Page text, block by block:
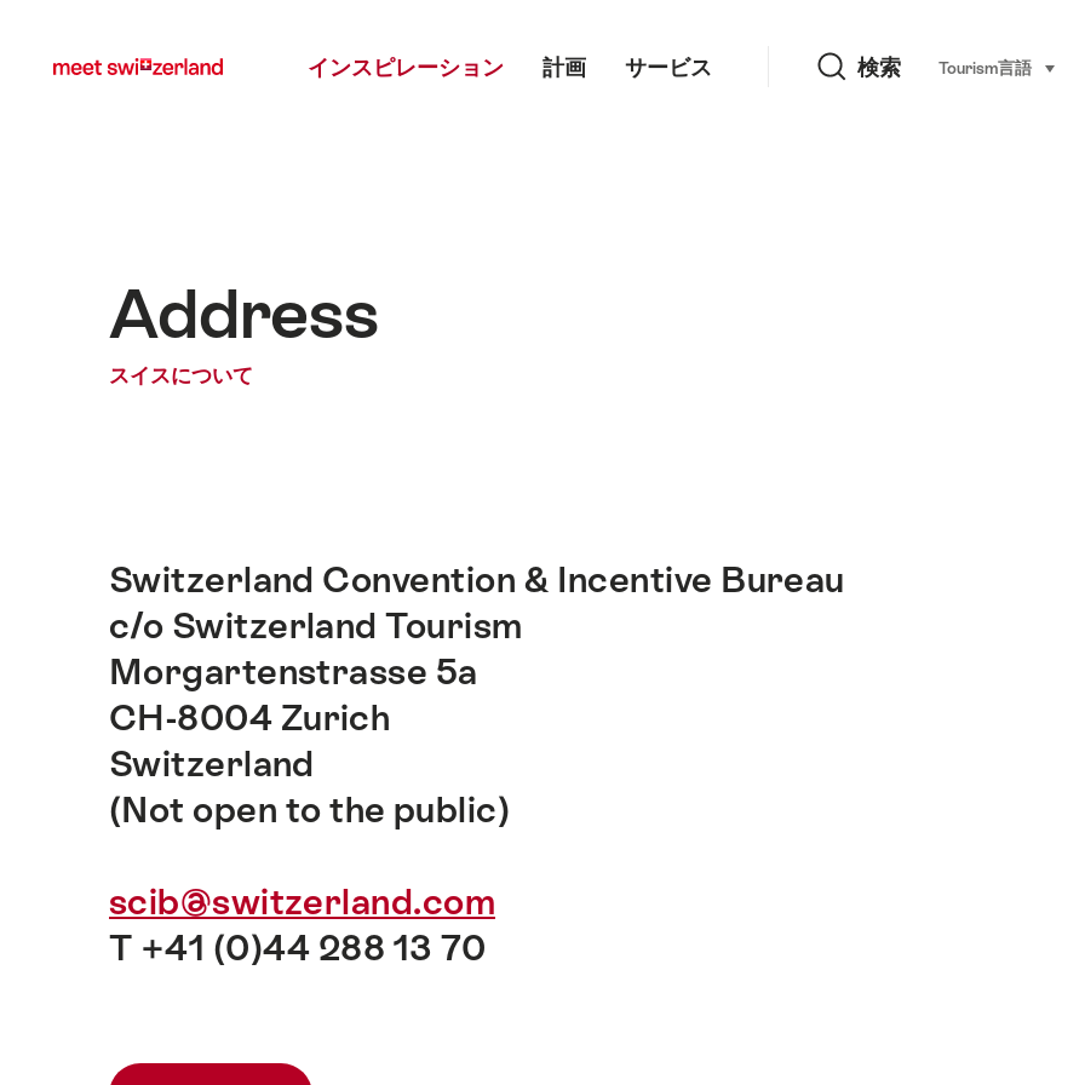
myswitzerland.com
インスピレーション 計画 サービス 検索 Tourism言語
Address
スイスについて
Switzerland Convention & Incentive Bureau
c/o Switzerland Tourism
Morgartenstrasse 5a
CH-8004 Zurich
Switzerland
(Not open to the public)
scib@switzerland.com
T +41 (0)44 288 13 70